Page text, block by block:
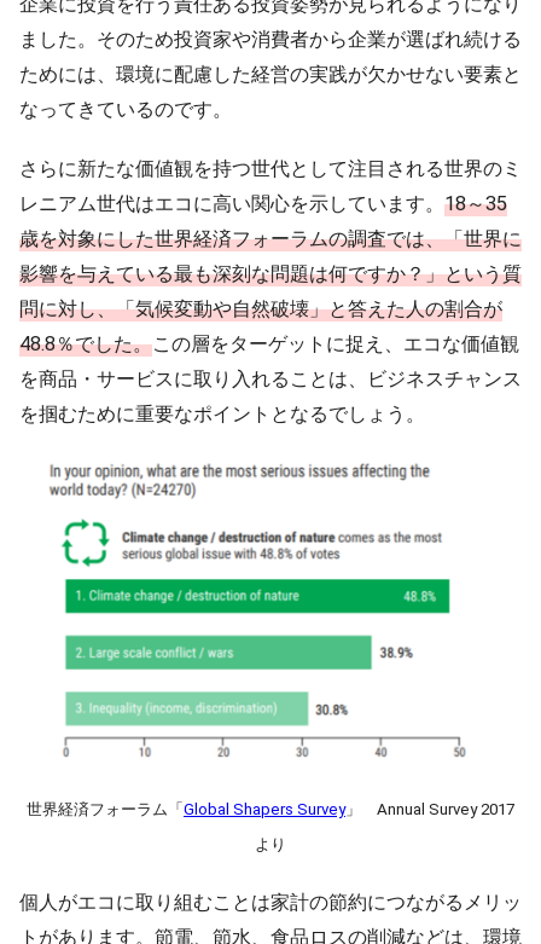
ました。そのため投資家や消費者から企業が選ばれ続ける
ためには、環境に配慮した経営の実践が欠かせない要素と
なってきているのです。
さらに新たな価値観を持つ世代として注目される世界のミ
レニアム世代はエコに高い関心を示しています。 18～35
歳を対象にした世界経済フォーラムの調査では、「世界に
影響を与えている最も深刻な問題は何ですか？」という質
問に対し、「気候変動や自然破壊」と答えた人の割合が
48.8％でした。この層をターゲットに捉え、エコな価値観
を商品・サービスに取り入れることは、ビジネスチャンス
を掴むために重要なポイントとなるでしょう。
世界経済フォーラム「Global Shapers Survey」 Annual Survey 2017
より
個人がエコに取り組むことは家計の節約につながるメリッ
トがあります。節電、節水、食品ロスの削減などは、環境